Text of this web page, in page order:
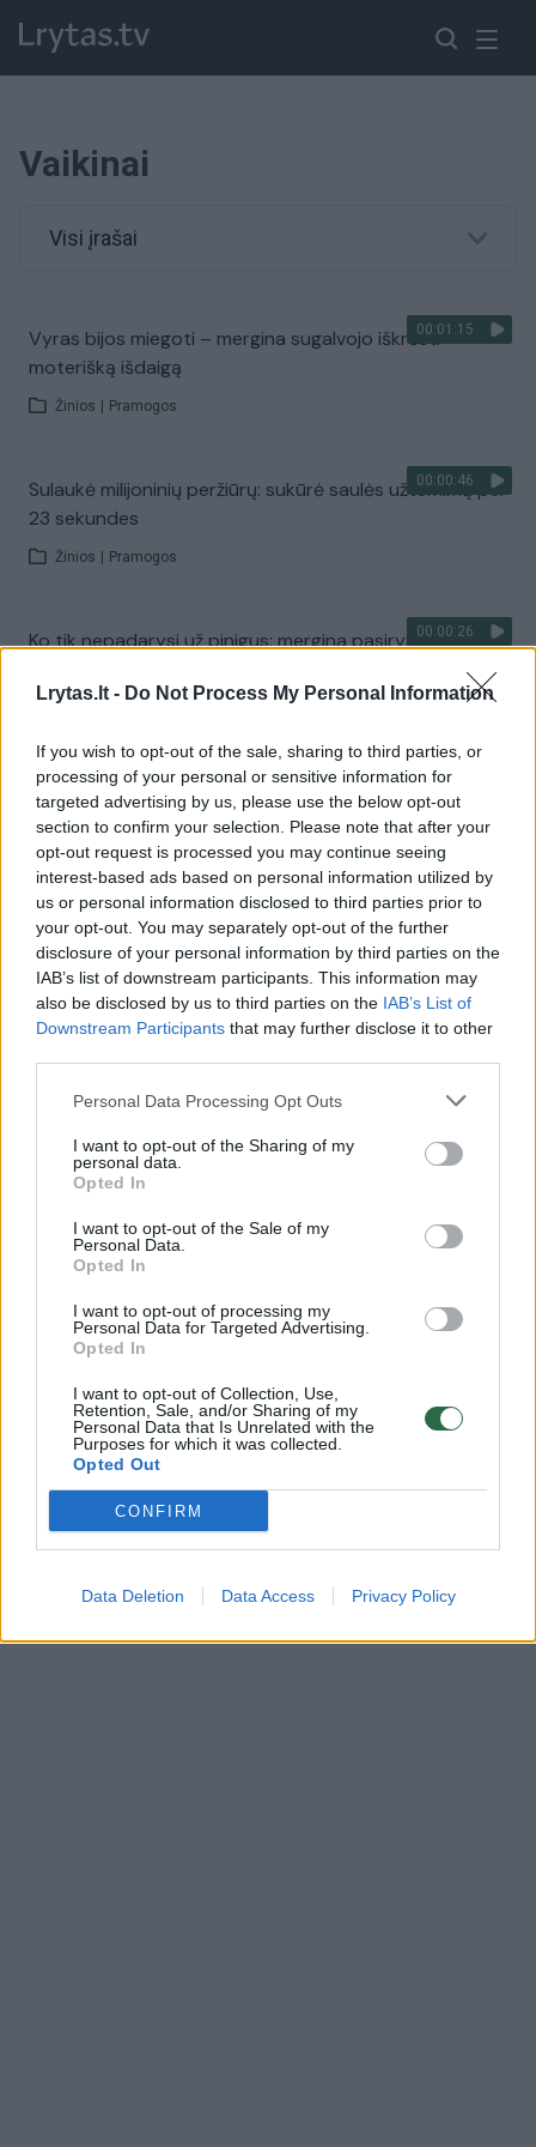
Lrytas.lt - Do Not Process My Personal Information
If you wish to opt-out of the sale, sharing to third parties, or
processing of your personal or sensitive information for
targeted advertising by us, please use the below opt-out
section to confirm your selection. Please note that after your
opt-out request is processed you may continue seeing
interest-based ads based on personal information utilized by
us or personal information disclosed to third parties prior to
your opt-out. You may separately opt-out of the further
disclosure of your personal information by third parties on the
IAB’s list of downstream participants. This information may
also be disclosed by us to third parties on the IAB’s List of
Downstream Participants that may further disclose it to other
Personal Data Processing Opt Outs
I want to opt-out of the Sharing of my
personal data.
Opted In
I want to opt-out of the Sale of my
Personal Data.
Opted In
I want to opt-out of processing my
Personal Data for Targeted Advertising.
Opted In
I want to opt-out of Collection, Use,
Retention, Sale, and/or Sharing of my
Personal Data that Is Unrelated with the
Purposes for which it was collected.
Opted Out
CONFIRM
Data Deletion Data Access Privacy Policy
Vaikinai
Visi įrašai
00:01:15
Vyras bijos miegoti – mergina sugalvojo iškrėsti
moterišką išdaigą
Žinios Pramogos
00:00:46
Sulaukė milijoninių peržiūrų: sukūrė saulės užtemimą per
23 sekundes
Žinios Pramogos
00:00:26
Ko tik nepadarysi už pinigus: mergina pasiryžo itin
Žinios
00:02:27
Borato laikus primenantis skandalas: ir viskas dėl
reklamos
Žinios | Pramogos
Širvintų grupuotė areštuota: 3 vaikinai grobė kurjerius
ir plėšė žmones
Žinios | Kriminalai
Negalėjo patikėti savo akimis: milžiniškas radinys upėje
Žinios | Pasaulis
Įkaušę chuliganai šlapinosi ant policijos automobilio
Žinios | Pramogos
Naujasis Airinas? E. Zaksas: 9 būdai suvilioti svajonių